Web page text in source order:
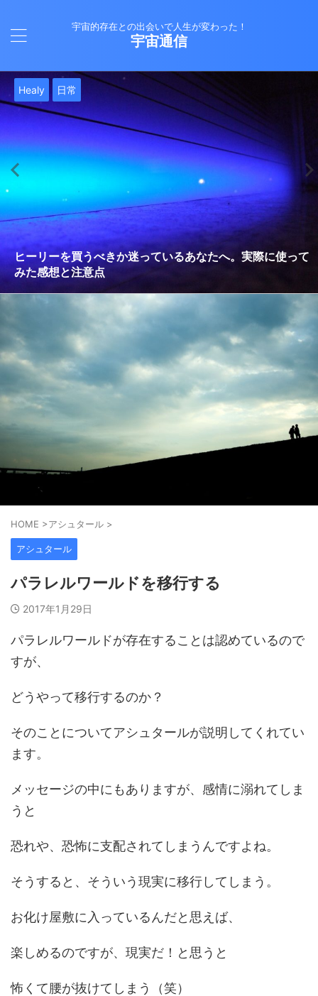
宇宙的存在との出会いで人生が変わった！
宇宙通信
日常 津留晃一
雨の日の恵み：心に降る静かな癒し
バシャール 津留晃一
就職は人生の終着駅じゃない！自分らしい道を見つける方
法
Healy 日常
ヒーリーを買うべきか迷っているあなたへ。実際に使って
みた感想と注意点
バシャール
エネルギーの法則 〜最近どハマりしていました〜
日常
現実を変える
日常
今、ここにいること
Healy 日常 津留晃一
もしかしてだけどHealy（量子波動調整器）のせいなの？
日常
iPad 第10世代買いました
Healy 日常
久し振りにHealy（ヒーリー）量子波動調整器について
日常
大谷さんの通訳、水原さんの解雇に思う
HOME >アシュタール >
アシュタール
パラレルワールドを移行する
2017年1月29日
パラレルワールドが存在することは認めているので
すが、
どうやって移行するのか？
そのことについてアシュタールが説明してくれてい
ます。
メッセージの中にもありますが、感情に溺れてしま
うと
恐れや、恐怖に支配されてしまうんですよね。
そうすると、そういう現実に移行してしまう。
お化け屋敷に入っているんだと思えば、
楽しめるのですが、現実だ！と思うと
怖くて腰が抜けてしまう（笑）